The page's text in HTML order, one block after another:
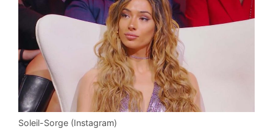
Soleil-Sorge (Instagram)